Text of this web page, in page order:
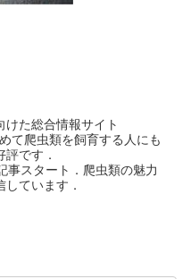
けた総合情報サイト
て爬虫類を飼育する人にも
です．
事スタート．爬虫類の魅力
ています．